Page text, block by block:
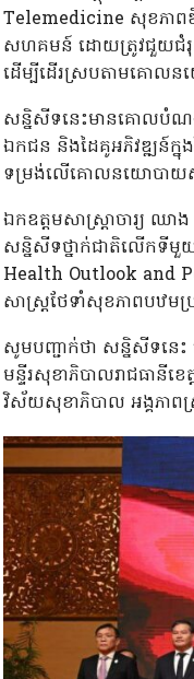
Telemedicine សុខភាពឌី
សហគមន៍ ដោយត្រូវជួយជំរុញ
ដើម្បីដើរស្របតាមគោល
សន្និសីទនេះមានគោលបំណងប
ឯកជន និងដៃគូអភិវឌ្ឍន៍ក្នុ
ទម្រង់លើគោលនយោបាយសុ
ឯកឧត្តមសាស្រ្តាចារ្យ ឈ
សន្និសីទថ្នាក់ជាតិលើកទី
Health Outlook and
សាស្ត្រថែទាំសុខភាពបឋម
សូមបញ្ជាក់ថា សន្និសីទនេ
មន្ទីរសុខាភិបាលរាជធានីខ
វិស័យសុខាភិបាល អង្គភាព